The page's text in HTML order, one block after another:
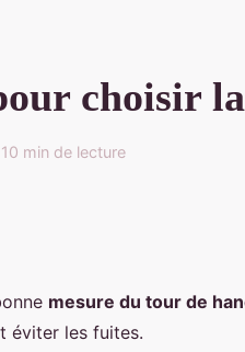
choisir
10 min de lecture
mesure du tour de
éviter les fuites.